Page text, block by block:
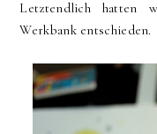
Letztendlich hatten
Werkbank entschieden.